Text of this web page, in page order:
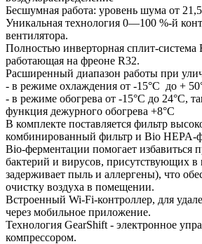
Бесшумная работа: уровень шума от
Уникальная технология 0—100 %-й
вентилятора.
Полностью инверторная сплит-система
работающая на фреоне R32.
Расширенный диапазон работы при
- в режиме охлаждения от -15°С до +
- в режиме обогрева от -15°С до 24°С,
функция дежурного обогрева +8°С
В комплекте поставляется фильтр
комбинированный фильтр и Bio HEPA-
Bio-ферментации помогает избавиться
бактерий и вирусов, присутствующих в
задерживает пыль и аллергены), что
очистку воздуха в помещении.
Встроенный Wi-Fi-контроллер, для
через мобильное приложение.
Технология GearShift - электронное
компрессором.